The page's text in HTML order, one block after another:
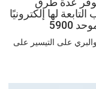
لها إلكترونيًا
5900
على التيسير على